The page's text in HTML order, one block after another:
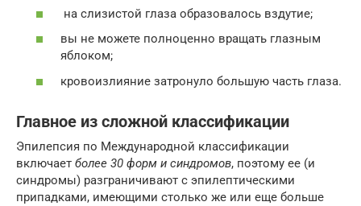
на слизистой глаза образовалось вздутие;
вы не можете полноценно вращать глазным
яблоком;
кровоизлияние затронуло большую часть глаза.
Главное из сложной классификации
Эпилепсия по Международной классификации
включает более 30 форм и синдромов, поэтому ее (и
синдромы) разграничивают с эпилептическими
припадками, имеющими столько же или еще больше